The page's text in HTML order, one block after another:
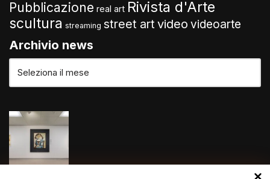
Pubblicazione real art Rivista d'Arte
scultura streaming street art video videoarte
Archivio news